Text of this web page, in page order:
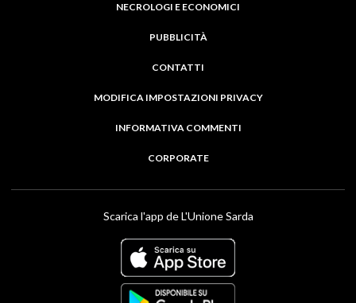
NECROLOGI E ECONOMICI
PUBBLICITÀ
CONTATTI
MODIFICA IMPOSTAZIONI PRIVACY
INFORMATIVA COMMENTI
CORPORATE
Scarica l'app de L'Unione Sarda